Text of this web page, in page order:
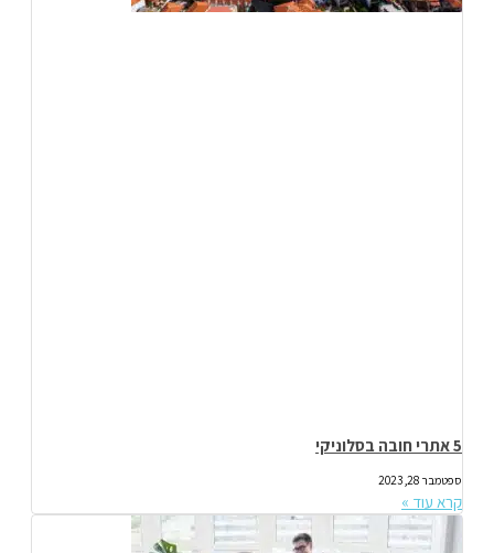
5 אתרי חובה בסלוניקי
ספטמבר 28, 2023
קרא עוד »